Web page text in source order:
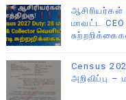
மாவட்ட
Census
அறிவிப்பு